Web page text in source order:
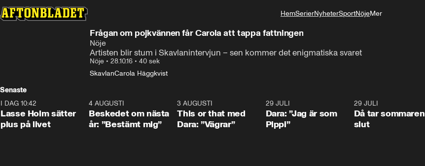
HemSerierNyheterSportNöjeMer
Frågan om pojkvännen får Carola att tappa fattningen
Nöje
Artisten blir stum i Skavlanintervjun – sen kommer det enigmatiska svaret
Nöje • 28.10.16 • 40 sek
SkavlanCarola Häggkvist
Senaste
1:04
I DAG 10:42
Lasse Holm sätter
plus på livet
0:24
4 AUGUSTI
Beskedet om nästa
år: ”Bestämt mig”
3 AUGUSTI
This or that med
Dara: ”Vägrar”
29 JULI
Dara: ”Jag är som
Pippi”
29 JULI
Då tar sommaren
slut